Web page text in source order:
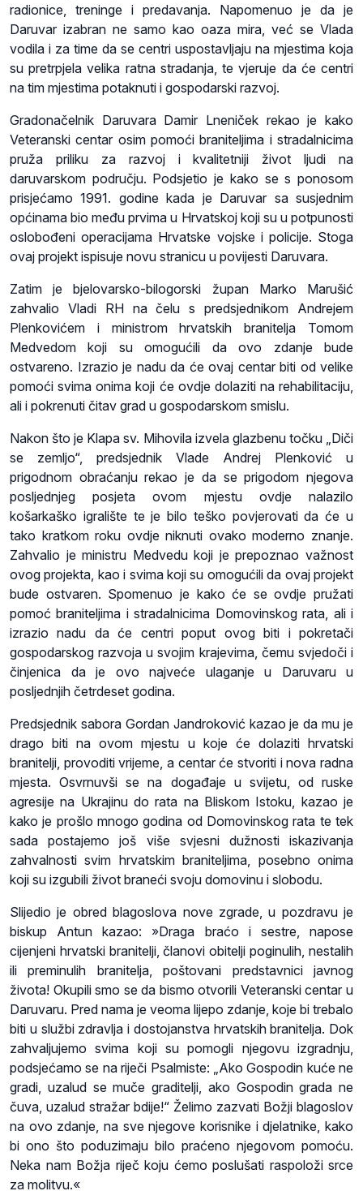
radionice, treninge i predavanja. Napomenuo je da je
Daruvar izabran ne samo kao oaza mira, već se Vlada
vodila i za time da se centri uspostavljaju na mjestima koja
su pretrpjela velika ratna stradanja, te vjeruje da će centri
na tim mjestima potaknuti i gospodarski razvoj.
Gradonačelnik Daruvara Damir Lneniček rekao je kako
Veteranski centar osim pomoći braniteljima i stradalnicima
pruža priliku za razvoj i kvalitetniji život ljudi na
daruvarskom području. Podsjetio je kako se s ponosom
prisjećamo 1991. godine kada je Daruvar sa susjednim
općinama bio među prvima u Hrvatskoj koji su u potpunosti
oslobođeni operacijama Hrvatske vojske i policije. Stoga
ovaj projekt ispisuje novu stranicu u povijesti Daruvara.
Zatim je bjelovarsko-bilogorski župan Marko Marušić
zahvalio Vladi RH na čelu s predsjednikom Andrejem
Plenkovićem i ministrom hrvatskih branitelja Tomom
Medvedom koji su omogućili da ovo zdanje bude
ostvareno. Izrazio je nadu da će ovaj centar biti od velike
pomoći svima onima koji će ovdje dolaziti na rehabilitaciju,
ali i pokrenuti čitav grad u gospodarskom smislu.
Nakon što je Klapa sv. Mihovila izvela glazbenu točku „Diči
se zemljo“, predsjednik Vlade Andrej Plenković u
prigodnom obraćanju rekao je da se prigodom njegova
posljednjeg posjeta ovom mjestu ovdje nalazilo
košarkaško igralište te je bilo teško povjerovati da će u
tako kratkom roku ovdje niknuti ovako moderno znanje.
Zahvalio je ministru Medvedu koji je prepoznao važnost
ovog projekta, kao i svima koji su omogućili da ovaj projekt
bude ostvaren. Spomenuo je kako će se ovdje pružati
pomoć braniteljima i stradalnicima Domovinskog rata, ali i
izrazio nadu da će centri poput ovog biti i pokretači
gospodarskog razvoja u svojim krajevima, čemu svjedoči i
činjenica da je ovo najveće ulaganje u Daruvaru u
posljednjih četrdeset godina.
Predsjednik sabora Gordan Jandroković kazao je da mu je
drago biti na ovom mjestu u koje će dolaziti hrvatski
branitelji, provoditi vrijeme, a centar će stvoriti i nova radna
mjesta. Osvrnuvši se na događaje u svijetu, od ruske
agresije na Ukrajinu do rata na Bliskom Istoku, kazao je
kako je prošlo mnogo godina od Domovinskog rata te tek
sada postajemo još više svjesni dužnosti iskazivanja
zahvalnosti svim hrvatskim braniteljima, posebno onima
koji su izgubili život braneći svoju domovinu i slobodu.
Slijedio je obred blagoslova nove zgrade, u pozdravu je
biskup Antun kazao: »Draga braćo i sestre, napose
cijenjeni hrvatski branitelji, članovi obitelji poginulih, nestalih
ili preminulih branitelja, poštovani predstavnici javnog
života! Okupili smo se da bismo otvorili Veteranski centar u
Daruvaru. Pred nama je veoma lijepo zdanje, koje bi trebalo
biti u službi zdravlja i dostojanstva hrvatskih branitelja. Dok
zahvaljujemo svima koji su pomogli njegovu izgradnju,
podsjećamo se na riječi Psalmiste: „Ako Gospodin kuće ne
gradi, uzalud se muče graditelji, ako Gospodin grada ne
čuva, uzalud stražar bdije!“ Želimo zazvati Božji blagoslov
na ovo zdanje, na sve njegove korisnike i djelatnike, kako
bi ono što poduzimaju bilo praćeno njegovom pomoću.
Neka nam Božja riječ koju ćemo poslušati raspoloži srce
za molitvu.«